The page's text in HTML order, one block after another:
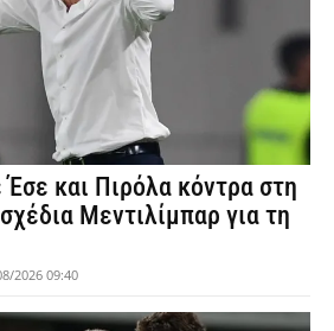
και Πιρόλα κόντρα στη
Μεντιλίμπαρ για τη
2026 09:40